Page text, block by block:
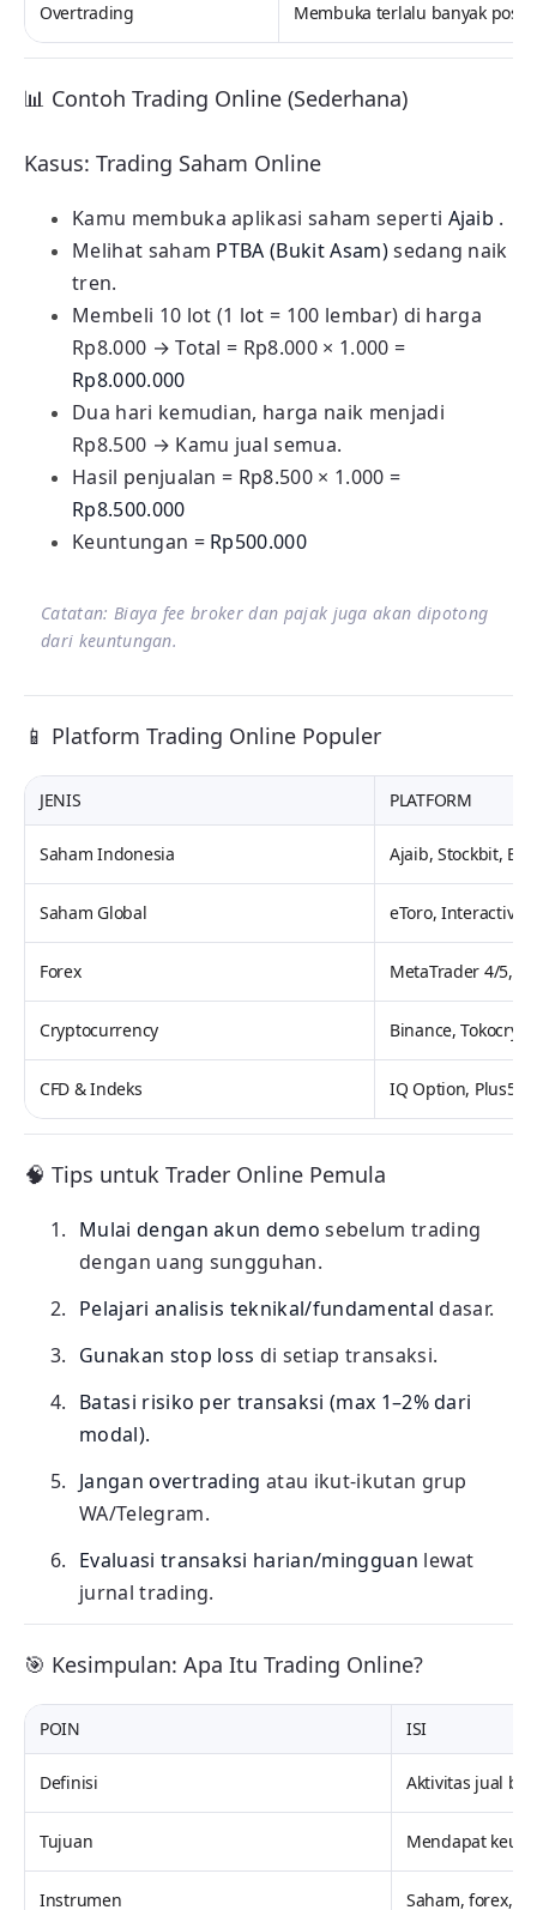
Overtrading Membuka terlalu banyak
📊 Contoh Trading Online (Sederhana)
Kasus: Trading Saham Online
Kamu membuka aplikasi saham seperti Ajaib .
Melihat saham PTBA (Bukit Asam)sedang naik
tren.
Membeli 10 lot (1 lot = 100 lembar) di harga
Rp8.000 → Total = Rp8.000 × 1.000 =
Rp8.000.000
Dua hari kemudian, harga naik menjadi
Rp8.500 → Kamu jual semua.
Hasil penjualan = Rp8.500 × 1.000 =
Rp8.500.000
Keuntungan = Rp500.000
Catatan: Biaya fee broker dan pajak juga akan dipotong
dari keuntungan.
📱 Platform Trading Online Populer
JENIS PLATFORM
Saham Indonesia Ajaib, Stockbit,
Saham Global eToro, Interactive
Forex MetaTrader 4/5,
Cryptocurrency Binance,
CFD & Indeks IQ Option,
🧠 Tips untuk Trader Online Pemula
Mulai dengan akun demosebelum trading
dengan uang sungguhan.
Pelajari analisis teknikal/fundamentaldasar.
Gunakan stop loss di setiap transaksi.
Batasi risiko per transaksi (max 1–2% dari
modal).
Jangan overtradingatau ikut-ikutan grup
WA/Telegram.
Evaluasi transaksi harian/mingguan lewat
jurnal trading.
🎯 Kesimpulan: Apa Itu Trading Online?
POIN ISI
Definisi Aktivitas jual
Tujuan Mendapat
Instrumen Saham, forex,